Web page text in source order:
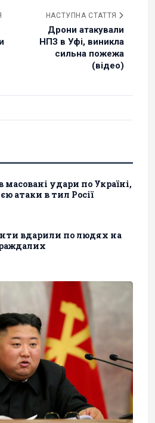
НАСТУПНА СТАТТЯ
Дрони атакували
НПЗ в Уфі, виникла
сильна пожежа
(відео)
удари по Україні,
атаки в тил Росії
вдарили по людях на